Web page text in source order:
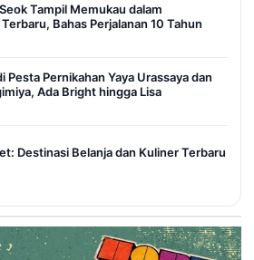
Tampil Memukau dalam
Bahas Perjalanan 10 Tahun
Pesta Pernikahan Yaya Urassaya dan
Ada Bright hingga Lisa
Destinasi Belanja dan Kuliner Terbaru